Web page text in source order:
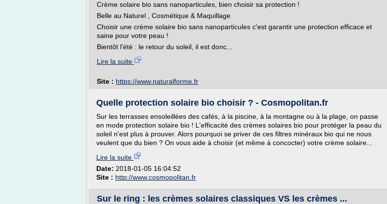
Crème solaire bio sans nanoparticules, bien choisir sa protection !
Belle au Naturel , Cosmétique & Maquillage
Choisir une crème solaire bio sans nanoparticules c'est garantir une protection efficace et
saine pour votre peau !
Bientôt l'été : le retour du soleil, il est donc...
Lire la suite
Site : https://www.naturalforme.fr
Quelle protection solaire bio choisir ? - Cosmopolitan.fr
Sur les terrasses ensoleillées des cafés, à la piscine, à la montagne ou à la plage, on passe
en mode protection solaire bio ! L'efficacité des crèmes solaires bio pour protéger la peau du
soleil n'est plus à prouver. Alors pourquoi se priver de ces filtres minéraux bio qui ne nous
veulent que du bien ? On vous aide à choisir (et même à concocter) votre crème solaire...
Lire la suite
Date: 2018-01-05 16:04:52
Site : http://www.cosmopolitan.fr
Sur le ring : les crèmes solaires classiques VS les crèmes ...